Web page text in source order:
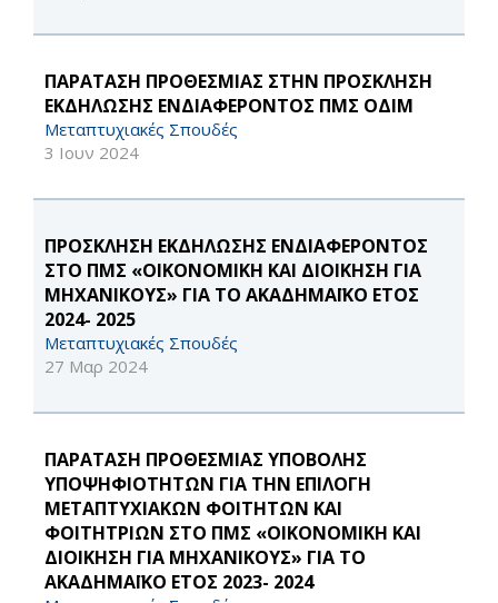
ΠΑΡΑΤΑΣΗ ΠΡΟΘΕΣΜΙΑΣ ΣΤΗΝ ΠΡΟΣΚΛΗΣΗ
ΕΚΔΗΛΩΣΗΣ ΕΝΔΙΑΦΕΡΟΝΤΟΣ ΠΜΣ ΟΔΙΜ
Μεταπτυχιακές Σπουδές
3 Ιουν 2024
ΠΡΟΣΚΛΗΣΗ ΕΚΔΗΛΩΣΗΣ ΕΝΔΙΑΦΕΡΟΝΤΟΣ
ΣΤΟ ΠΜΣ «ΟΙΚΟΝΟΜΙΚΗ ΚΑΙ ΔΙΟΙΚΗΣΗ ΓΙΑ
ΜΗΧΑΝΙΚΟΥΣ» ΓΙΑ ΤΟ ΑΚΑΔΗΜΑΪΚΟ ΕΤΟΣ
2024- 2025
Μεταπτυχιακές Σπουδές
27 Μαρ 2024
ΠΑΡΑΤΑΣΗ ΠΡΟΘΕΣΜΙΑΣ ΥΠΟΒΟΛΗΣ
ΥΠΟΨΗΦΙΟΤΗΤΩΝ ΓΙΑ ΤΗΝ ΕΠΙΛΟΓΗ
ΜΕΤΑΠΤΥΧΙΑΚΩΝ ΦΟΙΤΗΤΩΝ ΚΑΙ
ΦΟΙΤΗΤΡΙΩΝ ΣΤΟ ΠΜΣ «ΟΙΚΟΝΟΜΙΚΗ ΚΑΙ
ΔΙΟΙΚΗΣΗ ΓΙΑ ΜΗΧΑΝΙΚΟΥΣ» ΓΙΑ ΤΟ
ΑΚΑΔΗΜΑΪΚΟ ΕΤΟΣ 2023- 2024